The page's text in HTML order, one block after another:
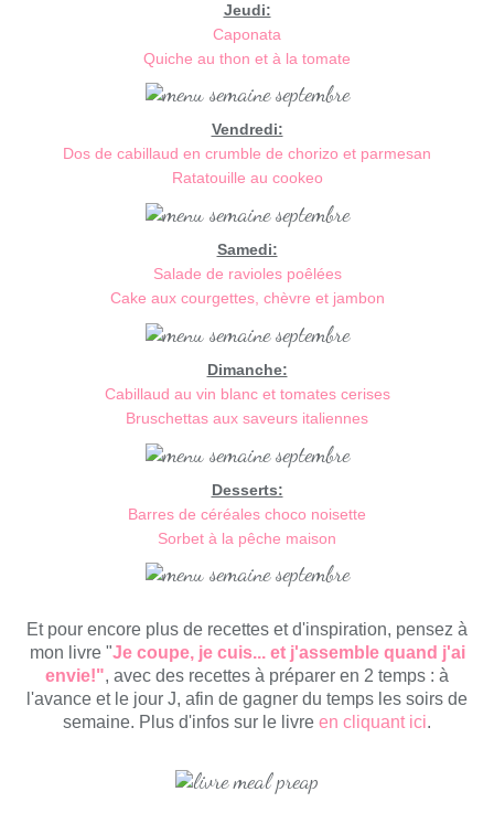
Jeudi:
Caponata
Quiche au thon et à la tomate
Vendredi:
Dos de cabillaud en crumble de chorizo et parmesan
Ratatouille au cookeo
Samedi:
Salade de ravioles poêlées
Cake aux courgettes, chèvre et jambon
Dimanche:
Cabillaud au vin blanc et tomates cerises
Bruschettas aux saveurs italiennes
Desserts:
Barres de céréales choco noisette
Sorbet à la pêche maison
Et pour encore plus de recettes et d'inspiration, pensez à
mon livre "Je coupe, je cuis... et j'assemble quand j'ai
envie!", avec des recettes à préparer en 2 temps : à
l'avance et le jour J, afin de gagner du temps les soirs de
semaine. Plus d'infos sur le livre en cliquant ici.